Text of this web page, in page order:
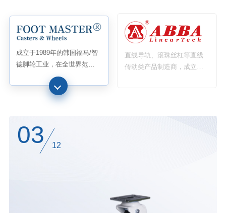
成立于1989年的韩国福马/智
德脚轮工业，在全世界范围
内最早研发和制造了水平调
节脚轮并获得首家专利，把
脚轮和地脚支撑结合为一体
直线导轨、滚珠丝杠等直线
传动类产品制造商，成立于
03 12